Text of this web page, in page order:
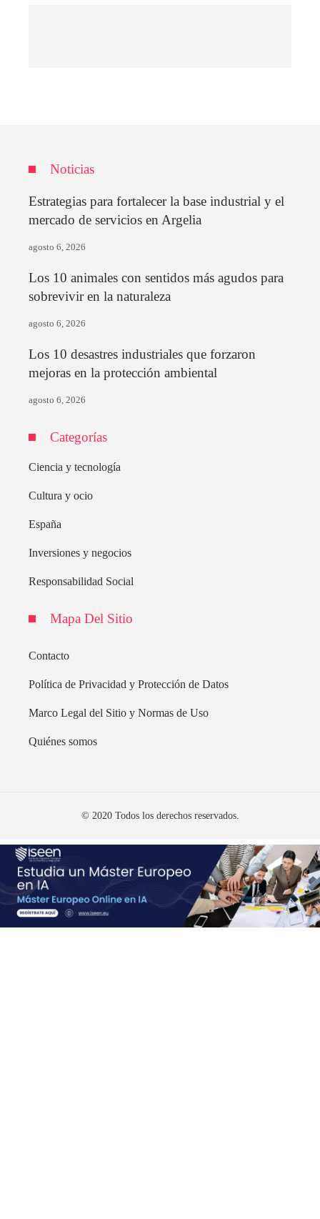
Noticias
Estrategias para fortalecer la base industrial y el
mercado de servicios en Argelia
agosto 6, 2026
Los 10 animales con sentidos más agudos para
sobrevivir en la naturaleza
agosto 6, 2026
Los 10 desastres industriales que forzaron
mejoras en la protección ambiental
agosto 6, 2026
Categorías
Ciencia y tecnología
Cultura y ocio
España
Inversiones y negocios
Responsabilidad Social
Mapa Del Sitio
Contacto
Política de Privacidad y Protección de Datos
Marco Legal del Sitio y Normas de Uso
Quiénes somos
© 2020 Todos los derechos reservados.